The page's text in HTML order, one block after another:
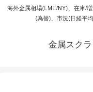
海外金属相場(LME/NY)、在庫/
(為替)、市況(日経平
金属スク